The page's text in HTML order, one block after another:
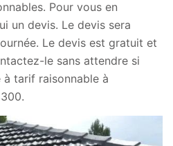
Pour vous en
un devis. Le devis sera
Le devis est gratuit et
le sans attendre si
tarif raisonnable à